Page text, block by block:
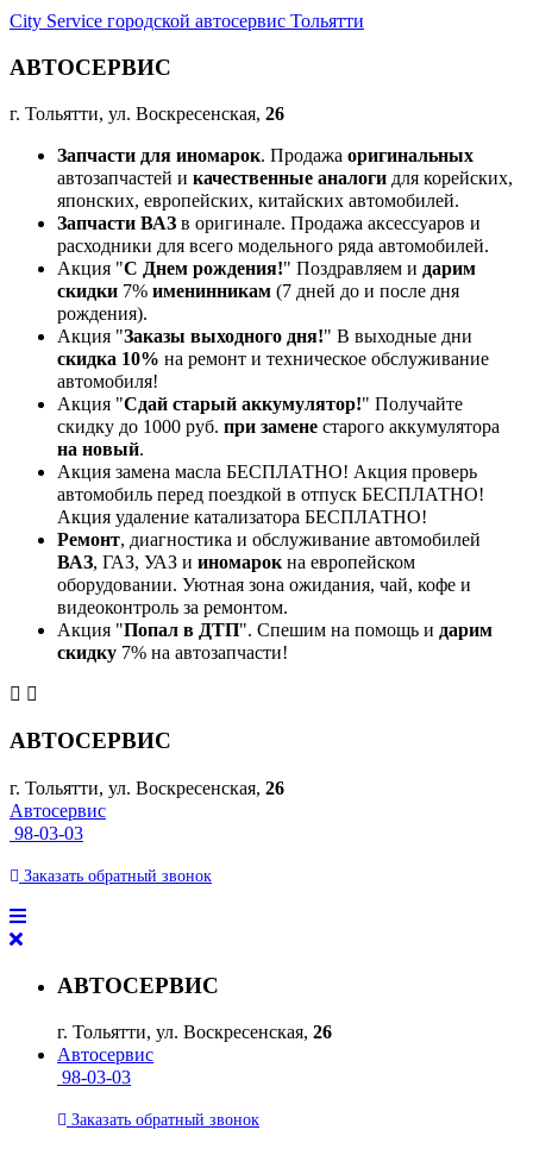
City Service городской автосервис Тольятти
АВТОСЕРВИС
г. Тольятти, ул. Воскресенская, 26
Запчасти для иномарок. Продажа оригинальных
автозапчастей и качественные аналоги для корейских,
японских, европейских, китайских автомобилей.
Запчасти ВАЗ в оригинале. Продажа аксессуаров и
расходники для всего модельного ряда автомобилей.
Акция "С Днем рождения!" Поздравляем и дарим
скидки 7% именинникам (7 дней до и после дня
рождения).
Акция "Заказы выходного дня!" В выходные дни
скидка 10% на ремонт и техническое обслуживание
автомобиля!
Акция "Сдай старый аккумулятор!" Получайте
скидку до 1000 руб. при замене старого аккумулятора
на новый.
Акция замена масла БЕСПЛАТНО! Акция проверь
автомобиль перед поездкой в отпуск БЕСПЛАТНО!
Акция удаление катализатора БЕСПЛАТНО!
Ремонт, диагностика и обслуживание автомобилей
ВАЗ, ГАЗ, УАЗ и иномарокна европейском
оборудовании. Уютная зона ожидания, чай, кофе и
видеоконтроль за ремонтом.
Акция "Попал в ДТП". Спешим на помощь и дарим
скидку 7% на автозапчасти!
АВТОСЕРВИС
г. Тольятти, ул. Воскресенская, 26
Автосервис
98-03-03
Заказать обратный звонок
АВТОСЕРВИС
г. Тольятти, ул. Воскресенская, 26
Автосервис
98-03-03
Заказать обратный звонок